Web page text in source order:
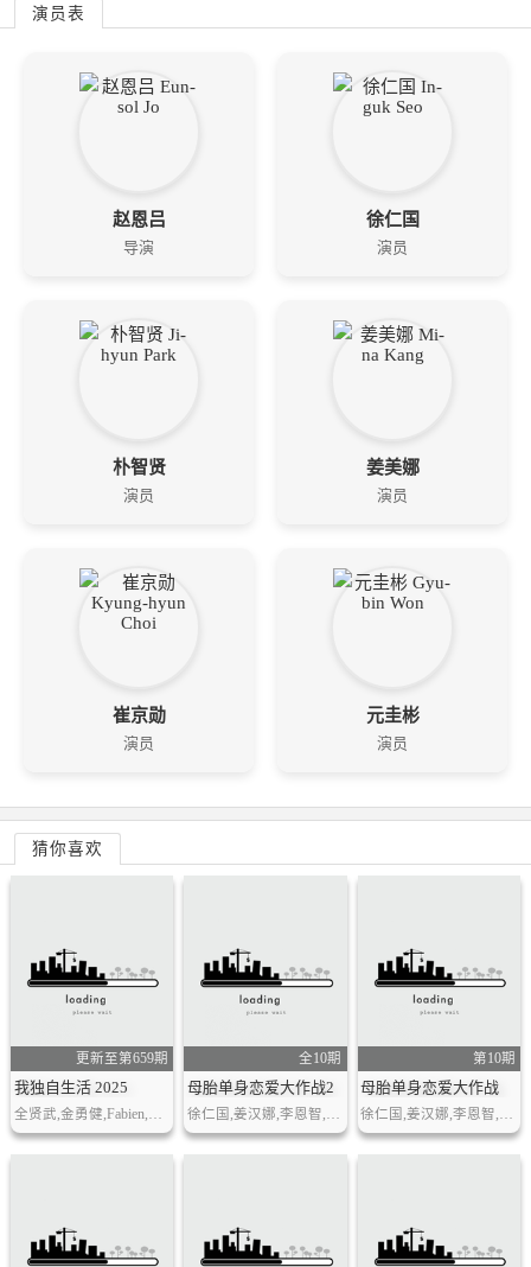
演员表
赵恩吕
导演
徐仁国
演员
朴智贤
演员
姜美娜
演员
崔京勋
演员
元圭彬
演员
猜你喜欢
更新至第659期
我独自生活 2025
全10期
母胎单身恋爱大作战2
第10期
母胎单身恋爱大作战